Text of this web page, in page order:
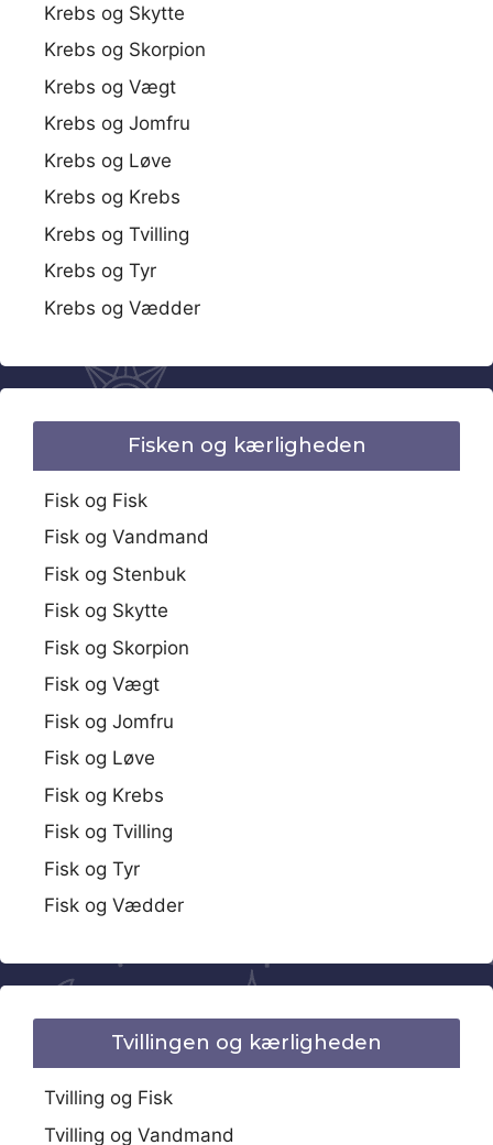
Krebs og Skytte
Krebs og Skorpion
Krebs og Vægt
Krebs og Jomfru
Krebs og Løve
Krebs og Krebs
Krebs og Tvilling
Krebs og Tyr
Krebs og Vædder
Fisken og kærligheden
Fisk og Fisk
Fisk og Vandmand
Fisk og Stenbuk
Fisk og Skytte
Fisk og Skorpion
Fisk og Vægt
Fisk og Jomfru
Fisk og Løve
Fisk og Krebs
Fisk og Tvilling
Fisk og Tyr
Fisk og Vædder
Tvillingen og kærligheden
Tvilling og Fisk
Tvilling og Vandmand